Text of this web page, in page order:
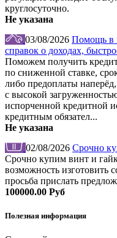
круглосуточно.
Не указана
03/08/2026 Помощь в
справок о доходах,
Поможем получить
по сниженной ставке,
либо предоплаты
с высокой
испорченной кредитной
кредитным обязател...
Не указана
02/08/2026 Срочно
Срочно купим винт и
возможность изготовить
просьба прислать
100000.00 Руб
Полезная информация